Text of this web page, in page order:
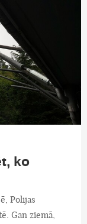
ko
Polijas
Gan ziemā,